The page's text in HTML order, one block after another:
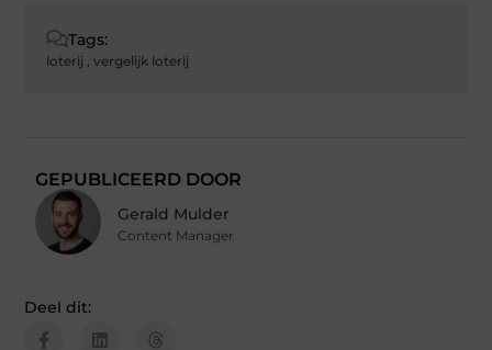
Tags:
loterij ,vergelijk loterij
GEPUBLICEERD DOOR
Gerald Mulder
Content Manager
Deel dit: